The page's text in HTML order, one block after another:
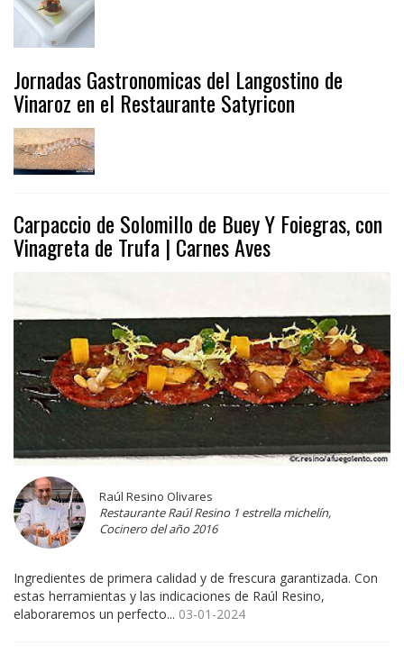
Jornadas Gastronomicas del Langostino de
Vinaroz en el Restaurante Satyricon
Carpaccio de Solomillo de Buey Y Foiegras, con
Vinagreta de Trufa | Carnes Aves
Raúl Resino Olivares
Restaurante Raúl Resino 1 estrella michelín,
Cocinero del año 2016
Ingredientes de primera calidad y de frescura garantizada. Con
estas herramientas y las indicaciones de Raúl Resino,
elaboraremos un perfecto... 03-01-2024